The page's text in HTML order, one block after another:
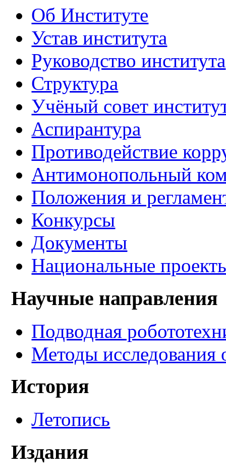
Об Институте
Устав института
Руководство института
Структура
Учёный совет
Аспирантура
Противодействие
Антимонопольный
Положения и
Конкурсы
Документы
Национальные
Научные направления
Подводная
Методы исследования
История
Летопись
Издания